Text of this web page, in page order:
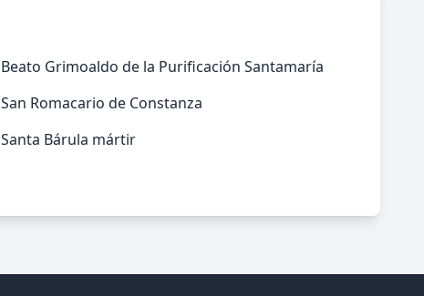
Beato Grimoaldo de la Purificación Santamaría
San Romacario de Constanza
Santa Bárula mártir